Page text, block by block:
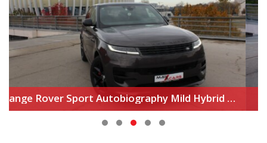
Audi Q3 35 TDi S line+